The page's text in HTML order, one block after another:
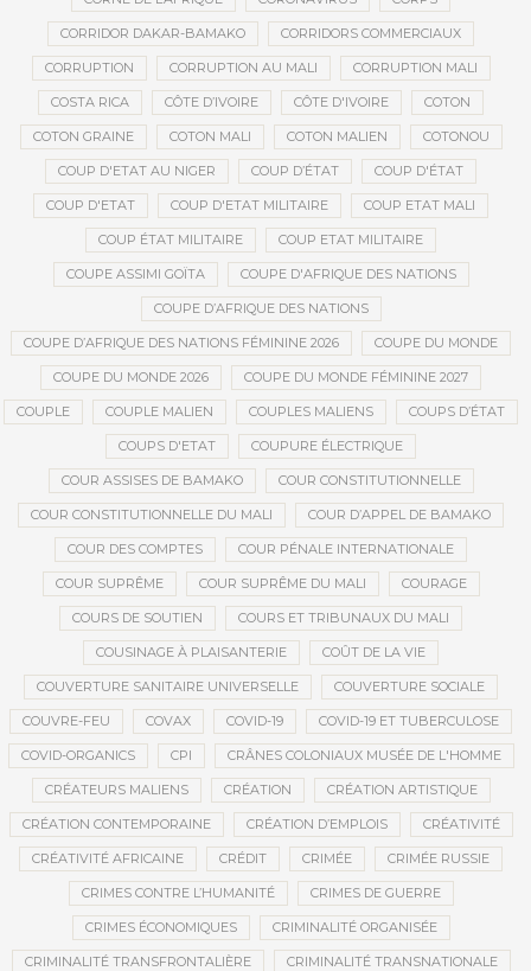
CORRIDOR DAKAR-BAMAKO CORRIDORS COMMERCIAUX
CORRUPTION CORRUPTION AU MALI CORRUPTION MALI
COSTA RICA CÔTE D’IVOIRE CÔTE D'IVOIRE COTON
COTON GRAINE COTON MALI COTON MALIEN COTONOU
COUP D'ETAT AU NIGER COUP D’ÉTAT COUP D'ÉTAT
COUP D'ETAT COUP D'ETAT MILITAIRE COUP ETAT MALI
COUP ÉTAT MILITAIRE COUP ETAT MILITAIRE
COUPE ASSIMI GOÏTA COUPE D'AFRIQUE DES NATIONS
COUPE D’AFRIQUE DES NATIONS
COUPE D’AFRIQUE DES NATIONS FÉMININE 2026 COUPE DU MONDE
COUPE DU MONDE 2026 COUPE DU MONDE FÉMININE 2027
COUPLE COUPLE MALIEN COUPLES MALIENS COUPS D’ÉTAT
COUPS D'ETAT COUPURE ÉLECTRIQUE
COUR ASSISES DE BAMAKO COUR CONSTITUTIONNELLE
COUR CONSTITUTIONNELLE DU MALI COUR D’APPEL DE BAMAKO
COUR DES COMPTES COUR PÉNALE INTERNATIONALE
COUR SUPRÊME COUR SUPRÊME DU MALI COURAGE
COURS DE SOUTIEN COURS ET TRIBUNAUX DU MALI
COUSINAGE À PLAISANTERIE COÛT DE LA VIE
COUVERTURE SANITAIRE UNIVERSELLE COUVERTURE SOCIALE
COUVRE-FEU COVAX COVID-19 COVID-19 ET TUBERCULOSE
COVID-ORGANICS CPI CRÂNES COLONIAUX MUSÉE DE L'HOMME
CRÉATEURS MALIENS CRÉATION CRÉATION ARTISTIQUE
CRÉATION CONTEMPORAINE CRÉATION D’EMPLOIS CRÉATIVITÉ
CRÉATIVITÉ AFRICAINE CRÉDIT CRIMÉE CRIMÉE RUSSIE
CRIMES CONTRE L’HUMANITÉ CRIMES DE GUERRE
CRIMES ÉCONOMIQUES CRIMINALITÉ ORGANISÉE
CRIMINALITÉ TRANSFRONTALIÈRE CRIMINALITÉ TRANSNATIONALE